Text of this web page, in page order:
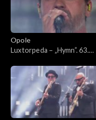
„Dobrostan”, „Światło”, „Sexi
flexi”. 63. KFPP: Koncert
„SuperJedynki”
Opole
Luxtorpeda – „Hymn”. 63.
„SuperJedynki”